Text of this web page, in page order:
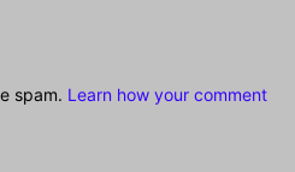
spam. Learn how your comment